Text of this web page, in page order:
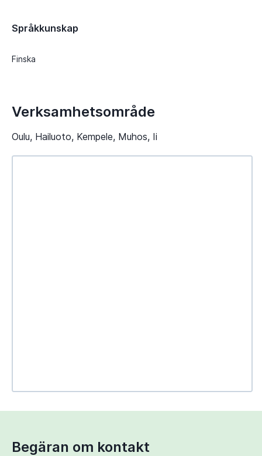
Språkkunskap
Finska
Verksamhetsområde
Oulu, Hailuoto, Kempele, Muhos, Ii
Use two fingers to move the map
Begäran om kontakt